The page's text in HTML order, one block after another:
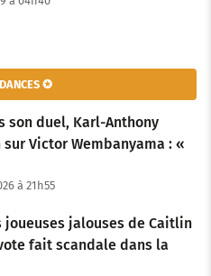
✪
son duel, Karl-Anthony
sur Victor Wembanyama : «
à 21h55
joueuses jalouses de Caitlin
fait scandale dans la